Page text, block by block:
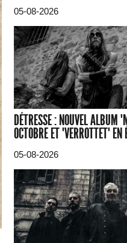
05-08-2026
DÉTRESSE : NOUVEL ALBUM
OCTOBRE ET "VERROTTET" EN
05-08-2026